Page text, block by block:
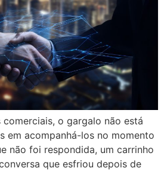
comerciais, o gargalo não está
em acompanhá-los no momento
não foi respondida, um carrinho
que esfriou depois de